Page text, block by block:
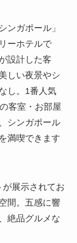
ンガポール」
ーホテルで
設計した客
しい夜景やシ
し。1番人気
客室・お部屋
シンガポール
満喫できます
展示されてお
間。五感に響
絶品グルメな